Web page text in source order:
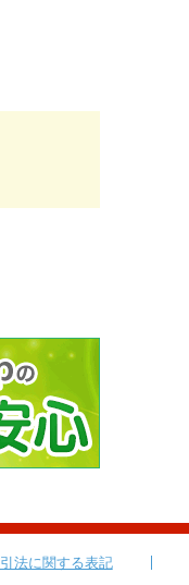
法に関する表記